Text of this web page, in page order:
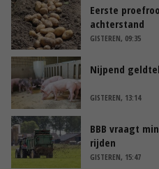
Eerste
achterstand
GISTEREN, 09:35
Nijpend
GISTEREN, 13:14
BBB vraagt
rijden
GISTEREN, 15:47